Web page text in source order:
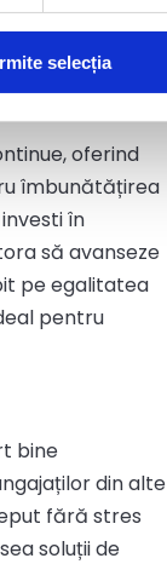
selecția
în
oferind
îmbunătățirea
în
să avanseze
pe egalitatea
pentru
bine
din alte
fără stres
soluții de